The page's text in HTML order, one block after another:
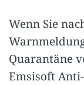
Wenn Sie
Quarantäne
Emsisoft